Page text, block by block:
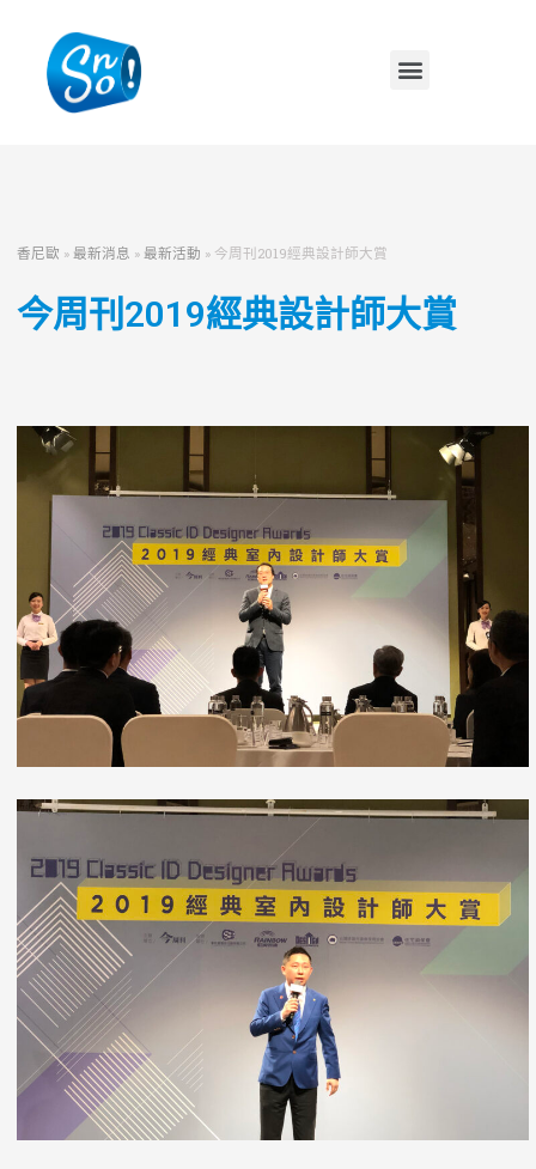
香尼歐 » 最新消息 » 最新活動 » 今周刊2019經典設計師大賞
今周刊2019經典設計師大賞